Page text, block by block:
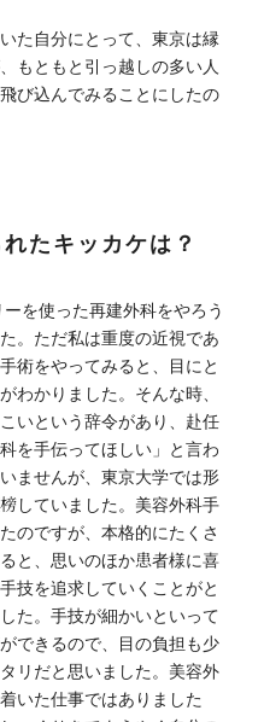
た自分にとって、東京は縁
もともと引っ越しの多い人
び込んでみることにしたの
たキッカケは？
を使った再建外科をやろう
。ただ私は重度の近視であ
術をやってみると、目にと
わかりました。そんな時、
いという辞令があり、赴任
を手伝ってほしい」と言わ
ませんが、東京大学では形
していました。美容外科手
のですが、本格的にたくさ
と、思いのほか患者様に喜
技を追求していくことがと
た。手技が細かいといって
できるので、目の負担も少
リだと思いました。美容外
いた仕事ではありました